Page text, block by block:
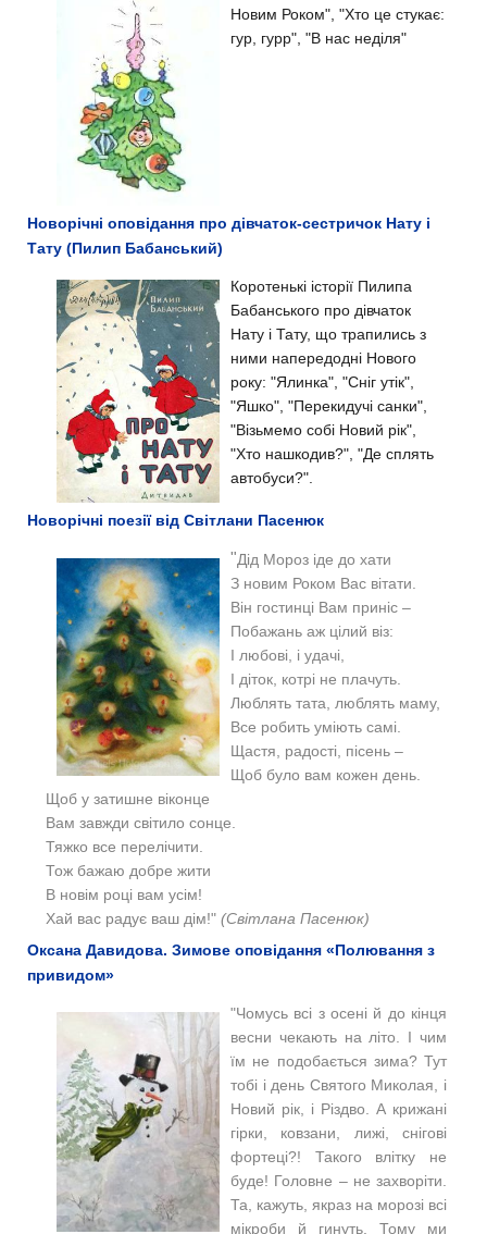
Новим Роком", "Хто це стукає:
гур, гурр", "В нас неділя"
Новорічні оповідання про дівчаток-сестричок Нату і
Тату (Пилип Бабанський)
Коротенькі історії Пилипа
Бабанського про дівчаток
Нату і Тату, що трапились з
ними напередодні Нового
року: "Ялинка", "Сніг утік",
"Яшко", "Перекидучі санки",
"Візьмемо собі Новий рік",
"Хто нашкодив?", "Де сплять
автобуси?".
Новорічні поезії від Світлани Пасенюк
"Дід Мороз іде до хати
З новим Роком Вас вітати.
Він гостинці Вам приніс –
Побажань аж цілий віз:
І любові, і удачі,
І діток, котрі не плачуть.
Люблять тата, люблять маму,
Все робить уміють самі.
Щастя, радості, пісень –
Щоб було вам кожен день.
Щоб у затишне віконце
Вам завжди світило сонце.
Тяжко все перелічити.
Тож бажаю добре жити
В новім році вам усім!
Хай вас радує ваш дім!" (Світлана Пасенюк)
Оксана Давидова. Зимове оповідання «Полювання з
привидом»
"Чомусь всі з осені й до кінця
весни чекають на літо. І чим
їм не подобається зима? Тут
тобі і день Святого Миколая, і
Новий рік, і Різдво. А крижані
гірки, ковзани, лижі, снігові
фортеці?! Такого влітку не
буде! Головне – не захворіти.
Та, кажуть, якраз на морозі всі
мікроби й гинуть. Тому ми